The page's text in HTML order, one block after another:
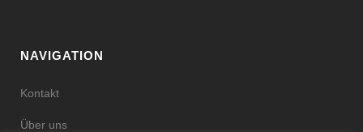
NAVIGATION
Kontakt
Über uns